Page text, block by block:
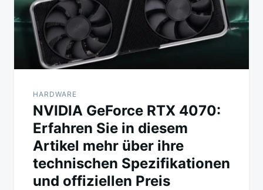
HARDWARE
NVIDIA GeForce RTX 4070:
Erfahren Sie in diesem
Artikel mehr über ihre
technischen Spezifikationen
und offiziellen Preis